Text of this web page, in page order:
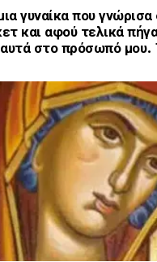
γυναίκα που γνώρισα
και αφού τελικά
στο πρόσωπό μου.